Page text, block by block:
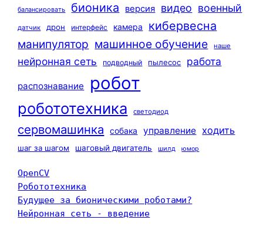
балансировать бионика версия видео военный
датчик дрон интерфейс камера кибервесна
манипулятор машинное обучение наше
нейронная сеть подводный пылесос работа
распознавание робот
робототехника светодиод
сервомашинка собака управление ходить
шаг за шагом шаговый двигатель шилд юмор
OpenCV
Робототехника
Будущее за бионическими роботами?
Нейронная сеть - введение